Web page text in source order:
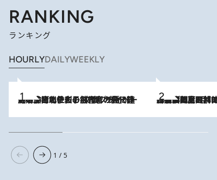
RANKING
ランキング
HOURLYDAILYWEEKLY
2026.8.3
《「文士の子ども被害者の会」発足！》阿川佐和子（72）が語る遠藤周作に北杜夫、劇作家・矢代静一の子どもたちの“文豪プライベート事件簿” 2026.8.8
「最後に見られてよかった」上野動物園の東園パンダ舎が解体前に特別公開。8月16日まで延長されたパネル展と共に辿る“半世紀”のパンダ飼育《解体工事の図面あり》
1 / 5